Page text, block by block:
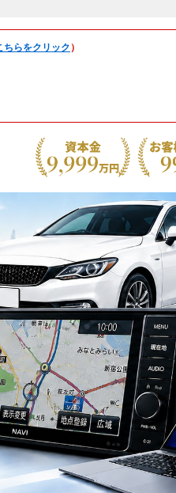
ちらをクリック ）